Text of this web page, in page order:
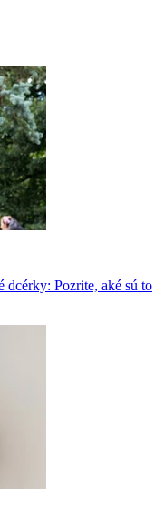
dcérky: Pozrite, aké sú to